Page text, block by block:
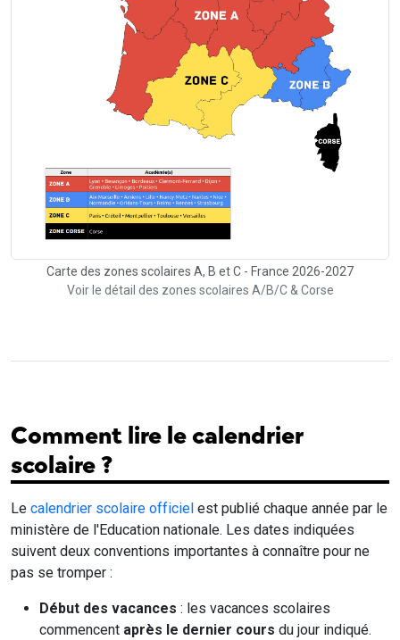
Carte des zones scolaires A, B et C - France 2026-2027
Voir le détail des zones scolaires A/B/C & Corse
Comment lire le calendrier
scolaire ?
Le calendrier scolaire officiel est publié chaque année par le
ministère de l'Education nationale. Les dates indiquées
suivent deux conventions importantes à connaître pour ne
pas se tromper :
Début des vacances : les vacances scolaires
commencent après le dernier cours du jour indiqué.